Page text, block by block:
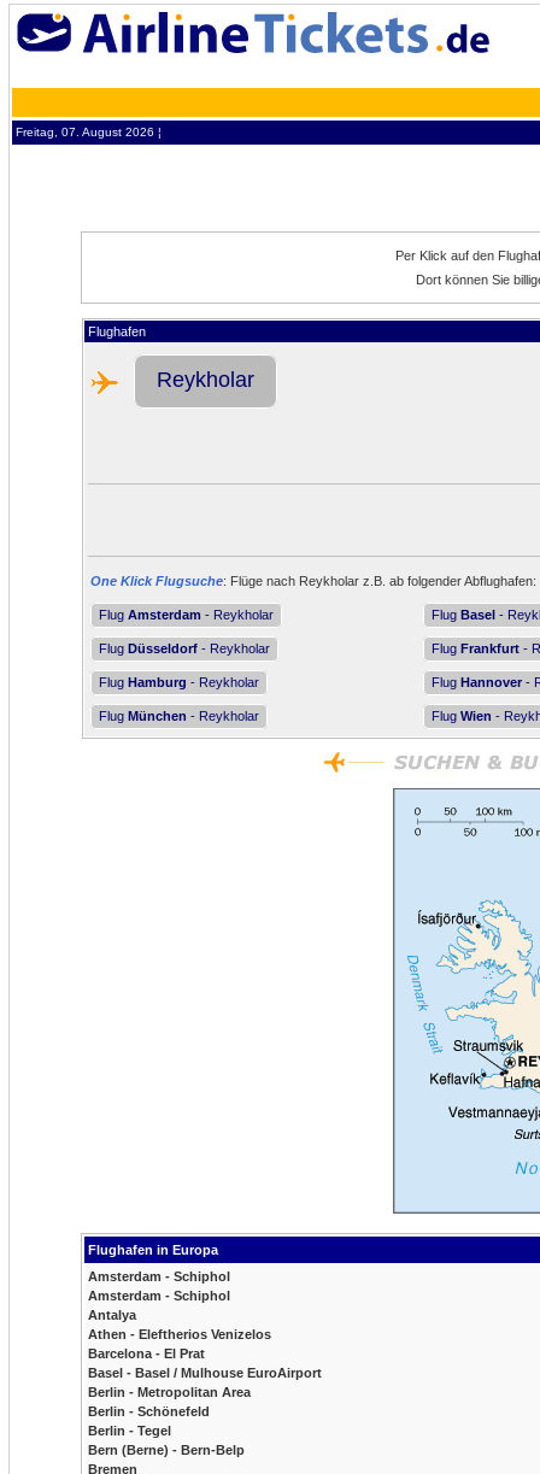
Freitag, 07. August 2026 ¦
Per Klick auf den
Dort können Sie
Flughafen
Reykholar
One Klick Flugsuche: Flüge nach Reykholar z.B. ab folgender Abflughafen:
Flug Amsterdam - Reykholar Flug Basel -
Flug Düsseldorf - Reykholar Flug Frankfurt -
Flug Hamburg - Reykholar Flug Hannover -
Flug München - Reykholar Flug Wien -
Flughafen in Europa
Amsterdam - Schiphol
Amsterdam - Schiphol
Antalya
Athen - Eleftherios Venizelos
Barcelona - El Prat
Basel - Basel / Mulhouse EuroAirport
Berlin - Metropolitan Area
Berlin - Schönefeld
Berlin - Tegel
Bern (Berne) - Bern-Belp
Bremen